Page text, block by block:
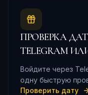
ПРОВЕРКА
TELEGRAM
Войдите через
одну быструю
Проверить дату